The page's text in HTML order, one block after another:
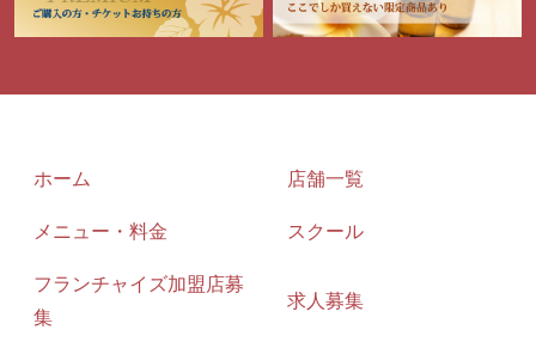
ホーム
店舗一覧
メニュー・料金
スクール
フランチャイズ加盟店募
集
求人募集